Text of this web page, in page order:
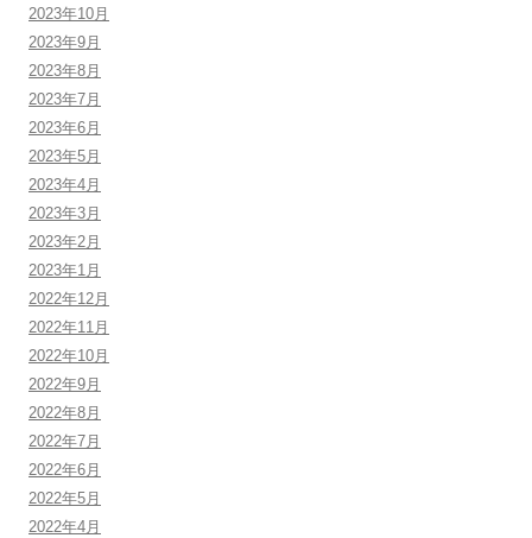
2023年10月
2023年9月
2023年8月
2023年7月
2023年6月
2023年5月
2023年4月
2023年3月
2023年2月
2023年1月
2022年12月
2022年11月
2022年10月
2022年9月
2022年8月
2022年7月
2022年6月
2022年5月
2022年4月